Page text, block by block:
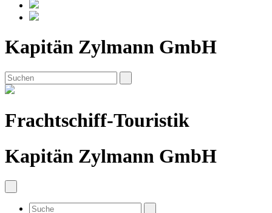
Kapitän Zylmann GmbH
Frachtschiff-Touristik
Kapitän Zylmann GmbH